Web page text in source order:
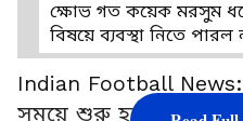
ক্ষোভ গত কয়েক মরসুম
বিষয়ে ব্যবস্থা নিতে
Indian Football
সময়ে শুরু হতে পারে